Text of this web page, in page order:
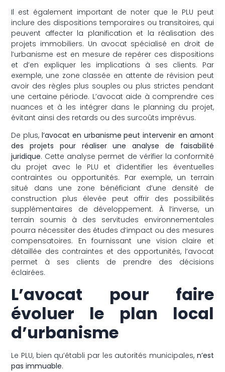
Il est également important de noter que le PLU peut
inclure des dispositions temporaires ou transitoires, qui
peuvent affecter la planification et la réalisation des
projets immobiliers. Un avocat spécialisé en droit de
l’urbanisme est en mesure de repérer ces dispositions
et d’en expliquer les implications à ses clients. Par
exemple, une zone classée en attente de révision peut
avoir des règles plus souples ou plus strictes pendant
une certaine période. L’avocat aide à comprendre ces
nuances et à les intégrer dans le planning du projet,
évitant ainsi des retards ou des surcoûts imprévus.
De plus, l’avocat en urbanisme peut intervenir en amont
des projets pour réaliser une analyse de faisabilité
juridique. Cette analyse permet de vérifier la conformité
du projet avec le PLU et d’identifier les éventuelles
contraintes ou opportunités. Par exemple, un terrain
situé dans une zone bénéficiant d’une densité de
construction plus élevée peut offrir des possibilités
supplémentaires de développement. À l’inverse, un
terrain soumis à des servitudes environnementales
pourra nécessiter des études d’impact ou des mesures
compensatoires. En fournissant une vision claire et
détaillée des contraintes et des opportunités, l’avocat
permet à ses clients de prendre des décisions
éclairées.
L’avocat pour faire
évoluer le plan local
d’urbanisme
Le PLU, bien qu’établi par les autorités municipales, n’est
pas immuable.